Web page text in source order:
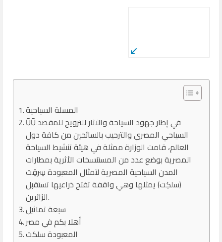
المسلة السياحية
ŪŪ في إطار جهود السياحة والآثار للترويج للمقصد
السياحي المصري والترحيب بالسائحين من كافة دول
العالم، قامت الوزارة ممثلة في هيئة تنشيط السياحة
المصرية بوضع عدد من المستنسخات الأثرية بمطارات
المدن السياحية المصرية لتمثال المعبودة سِرقِت
(سلكِت) يمثلها وهي واقفة تفتح ذراعيها تستقبل
الزائرين.
سبعة تماثيل
أهلا بكم في مصر
المعبودة سلكت